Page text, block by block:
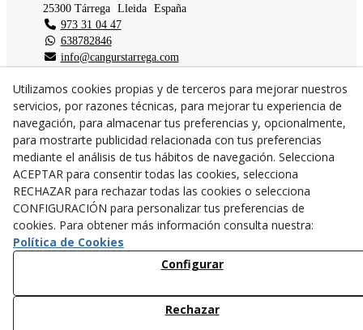
25300 Tárrega Lleida España
973 31 04 47
638782846
info@cangurstarrega.com
© 08/2026 Cangurs - Todos los derechos reservados.
Utilizamos cookies propias y de terceros para mejorar nuestros
servicios, por razones técnicas, para mejorar tu experiencia de
navegación, para almacenar tus preferencias y, opcionalmente,
para mostrarte publicidad relacionada con tus preferencias
mediante el análisis de tus hábitos de navegación. Selecciona
ACEPTAR para consentir todas las cookies, selecciona
RECHAZAR para rechazar todas las cookies o selecciona
CONFIGURACIÓN para personalizar tus preferencias de
cookies. Para obtener más información consulta nuestra:
Política de Cookies
Configurar
Rechazar